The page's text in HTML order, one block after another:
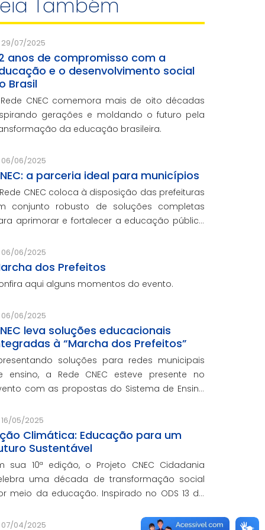
Também
29/07/2025
anos de compromisso com a
e o desenvolvimento social
Brasil
CNEC comemora mais de oito décadas
gerações e moldando o futuro pela
da educação brasileira.
06/06/2025
a parceria ideal para municípios
CNEC coloca à disposição das prefeituras
conjunto robusto de soluções completas
aprimorar e fortalecer a educação pública
para os municípios que não
da Marcha dos Prefeitos
06/06/2025
dos Prefeitos
aqui alguns momentos do evento.
06/06/2025
leva soluções educacionais
à “Marcha dos Prefeitos”
soluções para redes municipais
ensino, a Rede CNEC esteve presente no
com as propostas do Sistema de Ensino
serviços de gestão escolar e parcerias
prefeituras durante e
16/05/2025
Climática: Educação para um
Sustentável
sua 10ª edição, o Projeto CNEC Cidadania
uma década de transformação social
meio da educação. Inspirado no ODS 13 da
e na promoção da sustentabilidade.
07/04/2025